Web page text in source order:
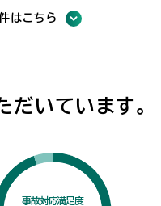
はこちら
だいています。
事故対応満足度